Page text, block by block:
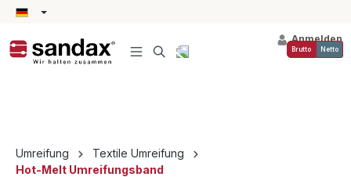
springen
Anmelden
Brutto Netto
Umreifung
Textile Umreifung
Hot-Melt Umreifungsband